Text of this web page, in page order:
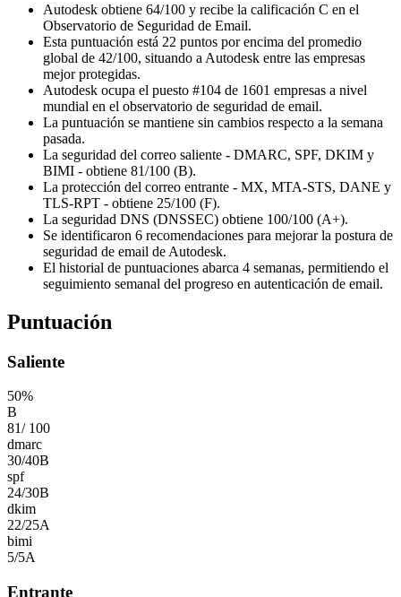
Autodesk obtiene 64/100 y recibe la calificación C en el
Observatorio de Seguridad de Email.
Esta puntuación está 22 puntos por encima del promedio
global de 42/100, situando a Autodesk entre las empresas
mejor protegidas.
Autodesk ocupa el puesto #104 de 1601 empresas a nivel
mundial en el observatorio de seguridad de email.
La puntuación se mantiene sin cambios respecto a la semana
pasada.
La seguridad del correo saliente - DMARC, SPF, DKIM y
BIMI - obtiene 81/100 (B).
La protección del correo entrante - MX, MTA-STS, DANE y
TLS-RPT - obtiene 25/100 (F).
La seguridad DNS (DNSSEC) obtiene 100/100 (A+).
Se identificaron 6 recomendaciones para mejorar la postura de
seguridad de email de Autodesk.
El historial de puntuaciones abarca 4 semanas, permitiendo el
seguimiento semanal del progreso en autenticación de email.
Puntuación
Saliente
50%
B
81/ 100
dmarc
30/40B
spf
24/30B
dkim
22/25A
bimi
5/5A
Entrante